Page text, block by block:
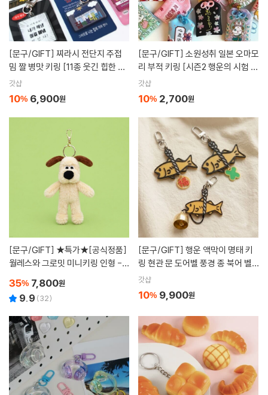
[문구/GIFT]
밈 짤 병맛 키링 [11종 웃긴 힙한 신
박한 킹받는 선물 재미있는 재밌는
관종템 쓸데없는 쓸모없는 유행]
갓샵
10% 6,900원
[문구/GIFT]
리 부적 키링 [시즌2 행운의 시험 수
능 합격 사랑 건강 재물 취업 금전
연인 부적]
갓샵
10% 2,700원
[문구/GIFT]
월레스와 그로밋 미니키링 인형 - 1
35% 7,800원
9.9 (32)
[문구/GIFT]
링 현관 문 도어벨 풍경 종 북어 벨
[3종 네잎클로버 인형 굿즈 선물 미
니 부적 열쇠 고리 집들이 풍수지
리]
갓샵
10% 9,900원